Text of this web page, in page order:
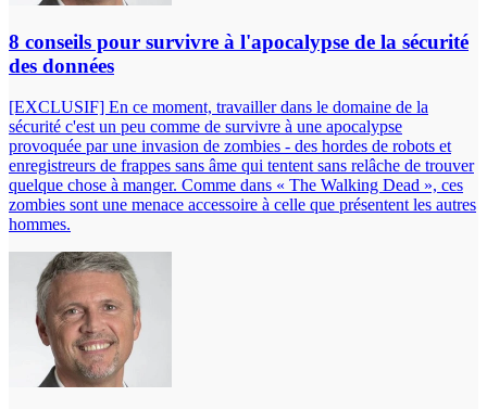
8 conseils pour survivre à l'apocalypse de la sécurité
des données
[EXCLUSIF] En ce moment, travailler dans le domaine de la
sécurité c'est un peu comme de survivre à une apocalypse
provoquée par une invasion de zombies - des hordes de robots et
enregistreurs de frappes sans âme qui tentent sans relâche de trouver
quelque chose à manger. Comme dans « The Walking Dead », ces
zombies sont une menace accessoire à celle que présentent les autres
hommes.